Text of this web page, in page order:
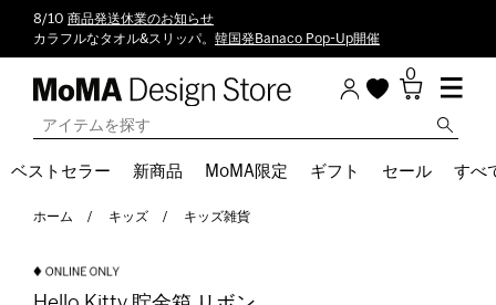
8/10 商品発送休業のお知らせ
カラフルなタオル&スリッパ。 韓国発Banaco Pop-Up開催
0
ベストセラー 新商品 MoMA限定 ギフト セール すべ
ホーム キッズ キッズ雑貨